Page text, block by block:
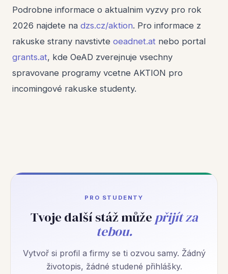
Podrobne informace o aktualnim vyzvy pro rok
2026 najdete na dzs.cz/aktion. Pro informace z
rakuske strany navstivte oeadnet.at nebo portal
grants.at, kde OeAD zverejnuje vsechny
spravovane programy vcetne AKTION pro
incomingové rakuske studenty.
PRO STUDENTY
Tvoje další stáž může přijít za
tebou.
Vytvoř si profil a firmy se ti ozvou samy. Žádný
životopis, žádné studené přihlášky.